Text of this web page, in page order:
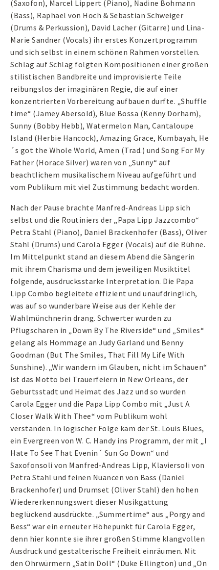
(Saxofon), Marcel Lippert (Piano), Nadine Bohmann
(Bass), Raphael von Hoch & Sebastian Schweiger
(Drums & Perkussion), David Lacher (Gitarre) und Lina-
Marie Sandner (Vocals) ihr erstes Konzertprogramm
und sich selbst in einem schönen Rahmen vorstellen.
Schlag auf Schlag folgten Kompositionen einer großen
stilistischen Bandbreite und improvisierte Teile
reibungslos der imaginären Regie, die auf einer
konzentrierten Vorbereitung aufbauen durfte. „Shuffle
time“ (Jamey Abersold), Blue Bossa (Kenny Dorham),
Sunny (Bobby Hebb), Watermelon Man, Cantaloupe
Island (Herbie Hancock), Amazing Grace, Kumbayah, He
´s got the Whole World, Amen (Trad.) und Song For My
Father (Horace Silver) waren von „Sunny“ auf
beachtlichem musikalischem Niveau aufgeführt und
vom Publikum mit viel Zustimmung bedacht worden.
Nach der Pause brachte Manfred-Andreas Lipp sich
selbst und die Routiniers der „Papa Lipp Jazzcombo“
Petra Stahl (Piano), Daniel Brackenhofer (Bass), Oliver
Stahl (Drums) und Carola Egger (Vocals) auf die Bühne.
Im Mittelpunkt stand an diesem Abend die Sängerin
mit ihrem Charisma und dem jeweiligen Musiktitel
folgende, ausdrucksstarke Interpretation. Die Papa
Lipp Combo begleitete effizient und unaufdringlich,
was auf so wunderbare Weise aus der Kehle der
Wahlmünchnerin drang. Schwerter wurden zu
Pflugscharen in „Down By The Riverside“ und „Smiles“
gelang als Hommage an Judy Garland und Benny
Goodman (But The Smiles, That Fill My Life With
Sunshine). „Wir wandern im Glauben, nicht im Schauen“
ist das Motto bei Trauerfeiern in New Orleans, der
Geburtsstadt und Heimat des Jazz und so wurden
Carola Egger und die Papa Lipp Combo mit „Just A
Closer Walk With Thee“ vom Publikum wohl
verstanden. In logischer Folge kam der St. Louis Blues,
ein Evergreen von W. C. Handy ins Programm, der mit „I
Hate To See That Evenin´ Sun Go Down“ und
Saxofonsoli von Manfred-Andreas Lipp, Klaviersoli von
Petra Stahl und feinen Nuancen von Bass (Daniel
Brackenhofer) und Drumset (Oliver Stahl) den hohen
Wiedererkennungswert dieser Musikgattung
beglückend ausdrückte. „Summertime“ aus „Porgy and
Bess“ war ein erneuter Höhepunkt für Carola Egger,
denn hier konnte sie ihrer großen Stimme klangvollen
Ausdruck und gestalterische Freiheit einräumen. Mit
den Ohrwürmern „Satin Doll“ (Duke Ellington) und „On